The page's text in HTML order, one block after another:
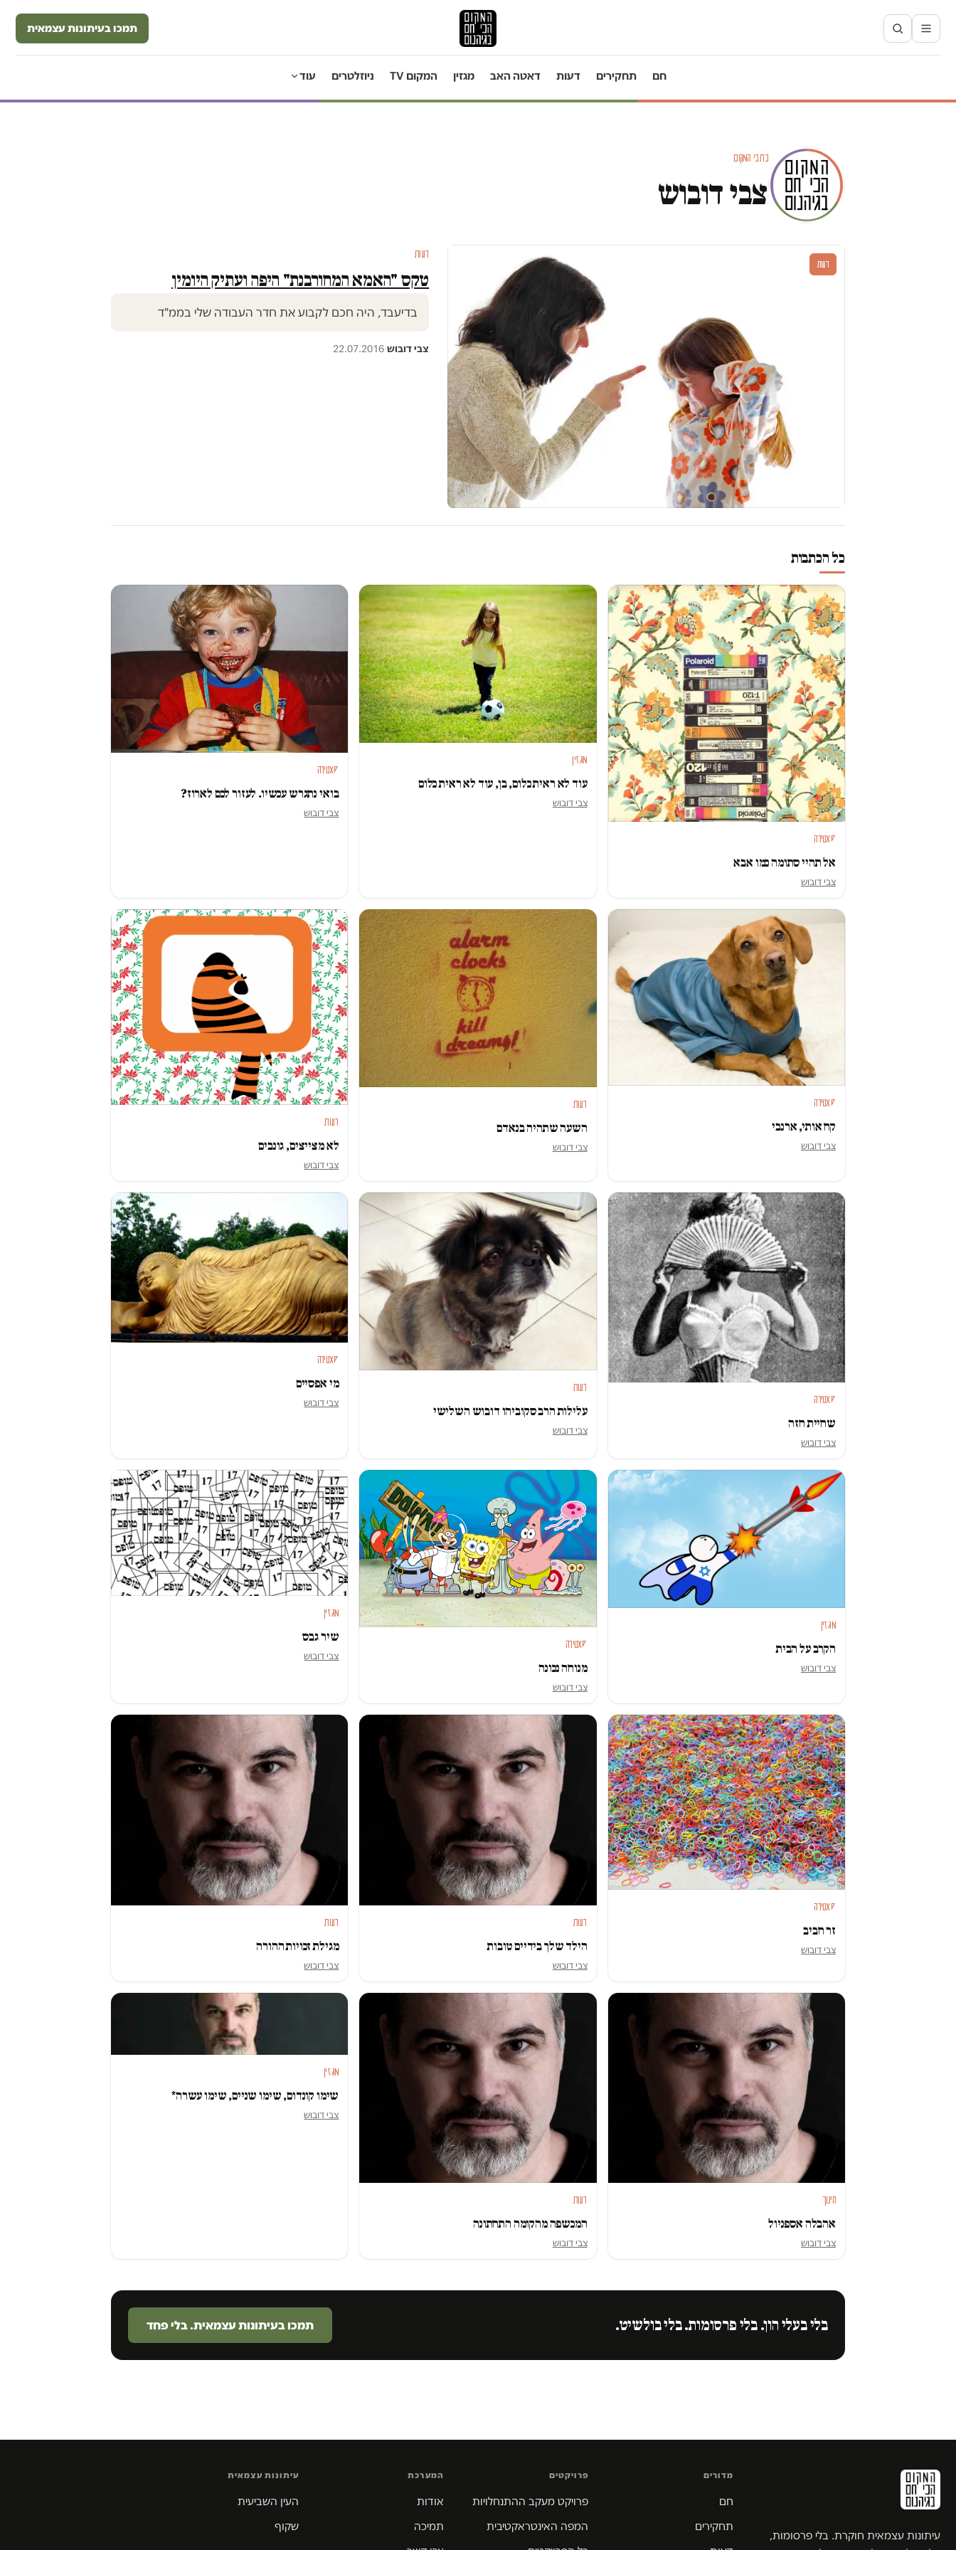
תמכו בעיתונות עצמאית
חם תחקירים דעות דאטה האב מגזין המקום TV ניוזלטרים עוד
כתבי המקום
צבי דובוש
דעות
דעות
טקס "האמא המחורבנת" היפה ועתיק היומין
בדיעבד, היה חכם לקבוע את חדר העבודה שלי בממ"ד
צבי דובוש·
22.07.2016
כל הכתבות
סאטירה
אל תהיי סתומה כמו אבא
צבי דובוש
מגזין
עוד לא ראית כלום, בן, עוד לא ראית כלום
צבי דובוש
סאטירה
בואי נתגרש עכשיו. לעזור לכם לארוז?
צבי דובוש
סאטירה
קח אותי, ארנבי
צבי דובוש
דעות
השעה שתהיה בנאדם
צבי דובוש
דעות
לא מצייצים, גונבים
צבי דובוש
סאטירה
שחיית חזה
צבי דובוש
דעות
עלילות הרב סקוביהו דובוש השלישי
צבי דובוש
סאטירה
מי אפסיים
צבי דובוש
מגזין
הקרב על הבית
צבי דובוש
סאטירה
מנוחה נכונה
צבי דובוש
מגזין
שיר גבס
צבי דובוש
סאטירה
זר חביב
צבי דובוש
דעות
הילד שלך בידיים טובות
צבי דובוש
דעות
מגילת זכויות ההורה
צבי דובוש
חינוך
אהבלה אספניול
צבי דובוש
דעות
המכשפה מהקומה התחתונה
צבי דובוש
מגזין
שימו קונדום, שימו שניים, שימו עשרה*
צבי דובוש
בלי בעלי הון. בלי פרסומות. בלי בולשיט. תמכו בעיתונות עצמאית. בלי פחד
עיתונות עצמאית חוקרת. בלי פרסומות,
מדורים
חם
תחקירים
פרויקטים
פרויקט מעקב ההתנחלויות
המפה האינטראקטיבית
המערכת
אודות
תמיכה
עיתונות עצמאית
העין השביעית
שקוף